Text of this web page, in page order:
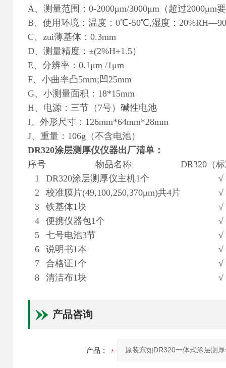
A、测量范围：0-2000μm/3000μm（超过2000μm
B、使用环境：温度：0℃-50℃,湿度：
C、zui薄基体：0.3mm
D、测量精度：±(2%H+1.5）
E、分辨率：0.1μm /1μm
F、小曲率凸5mm;凹25mm
G、小测量面积：18*15mm
H、电源：三节（7号）碱性电池
I、外形尺寸：126mm*64mm*28mm
J、重量：106g（不含电池）
DR320涂层测厚仪仪器出厂清单：
序号
物品名称
DR320（
1
DR320涂层测厚仪主机1个
√
2
校准膜片(49,100,250,370μm)共4片
√
3
铁基体1块
√
4
便携仪器包1个
√
5
七号电池3节
√
6
说明书1本
√
7
合格证1个
√
8
清洁布1块 √
产品咨询
产品：